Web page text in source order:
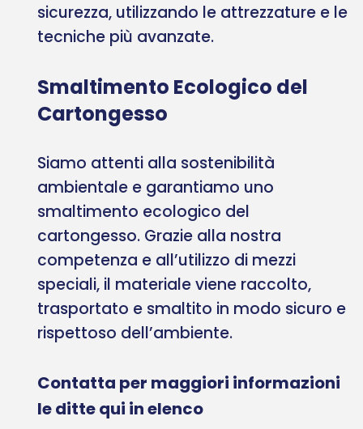
sicurezza, utilizzando le attrezzature e le
tecniche più avanzate.
Smaltimento Ecologico del
Cartongesso
Siamo attenti alla sostenibilità
ambientale e garantiamo uno
smaltimento ecologico del
cartongesso. Grazie alla nostra
competenza e all’utilizzo di mezzi
speciali, il materiale viene raccolto,
trasportato e smaltito in modo sicuro e
rispettoso dell’ambiente.
Contatta per maggiori informazioni
le ditte qui in elenco